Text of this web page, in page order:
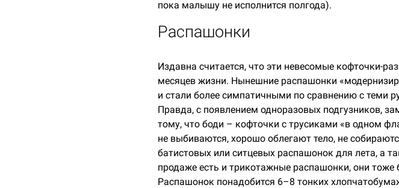
пока малышу не исполнится полгода).
Распашонки
Издавна считается, что эти невесомые кофточки-
месяцев жизни. Нынешние распашонки
и стали более симпатичными по сравнению с теми
Правда, с появлением одноразовых подгузников,
тому, что боди – кофточки с трусиками «в одном
не выбиваются, хорошо облегают тело, не
батистовых или ситцевых распашонок для лета, а
продаже есть и трикотажные распашонки, они
Распашонок понадобится 6–8 тонких